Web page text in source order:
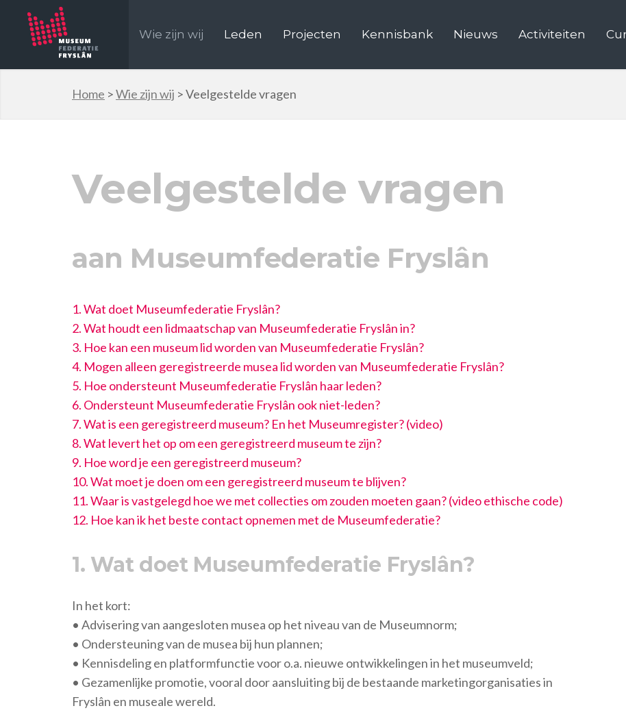
Wie zijn wij Leden Projecten Kennisbank Nieuws Activiteiten
Home >Wie zijn wij >Veelgestelde vragen
Veelgestelde vragen
aan Museumfederatie Fryslân
1. Wat doet Museumfederatie Fryslân?
2. Wat houdt een lidmaatschap van Museumfederatie Fryslân in?
3. Hoe kan een museum lid worden van Museumfederatie Fryslân?
4. Mogen alleen geregistreerde musea lid worden van Museumfederatie Fryslân?
5. Hoe ondersteunt Museumfederatie Fryslân haar leden?
6. Ondersteunt Museumfederatie Fryslân ook niet-leden?
7. Wat is een geregistreerd museum? En het Museumregister? (video)
8. Wat levert het op om een geregistreerd museum te zijn?
9. Hoe word je een geregistreerd museum?
10. Wat moet je doen om een geregistreerd museum te blijven?
11. Waar is vastgelegd hoe we met collecties om zouden moeten gaan? (video ethische code)
12. Hoe kan ik het beste contact opnemen met de Museumfederatie?
1. Wat doet Museumfederatie Fryslân?
In het kort:
• Advisering van aangesloten musea op het niveau van de Museumnorm;
• Ondersteuning van de musea bij hun plannen;
• Kennisdeling en platformfunctie voor o.a. nieuwe ontwikkelingen in het museumveld;
• Gezamenlijke promotie, vooral door aansluiting bij de bestaande marketingorganisaties in
Fryslân en museale wereld.